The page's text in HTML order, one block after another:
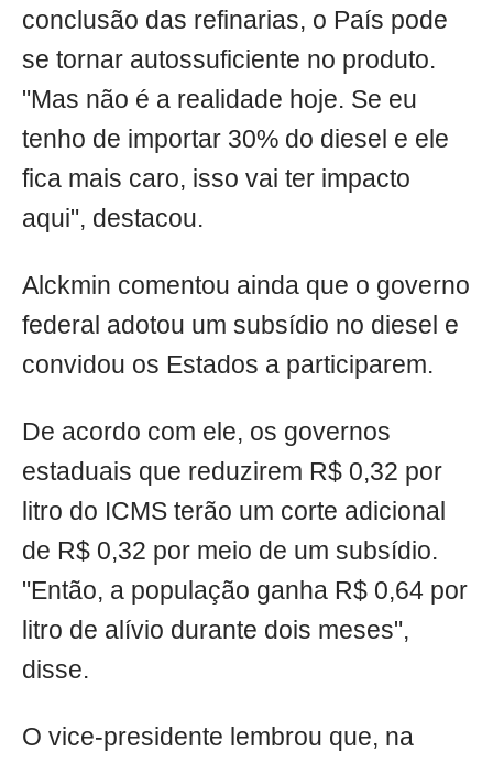
conclusão das refinarias, o País pode
se tornar autossuficiente no produto.
"Mas não é a realidade hoje. Se eu
tenho de importar 30% do diesel e ele
fica mais caro, isso vai ter impacto
aqui", destacou.
Alckmin comentou ainda que o governo
federal adotou um subsídio no diesel e
convidou os Estados a participarem.
De acordo com ele, os governos
estaduais que reduzirem R$ 0,32 por
litro do ICMS terão um corte adicional
de R$ 0,32 por meio de um subsídio.
"Então, a população ganha R$ 0,64 por
litro de alívio durante dois meses",
disse.
O vice-presidente lembrou que, na